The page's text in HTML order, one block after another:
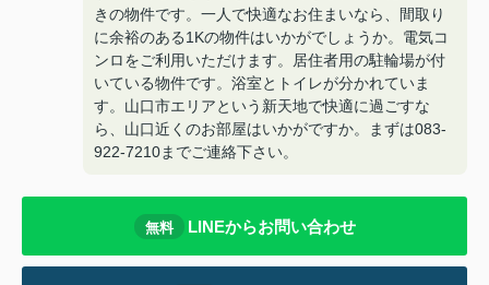
きの物件です。一人で快適なお住まいなら、間取り
に余裕のある1Kの物件はいかがでしょうか。電気コ
ンロをご利用いただけます。居住者用の駐輪場が付
いている物件です。浴室とトイレが分かれていま
す。山口市エリアという新天地で快適に過ごすな
ら、山口近くのお部屋はいかがですか。まずは083-
922-7210までご連絡下さい。
無料 LINEからお問い合わせ